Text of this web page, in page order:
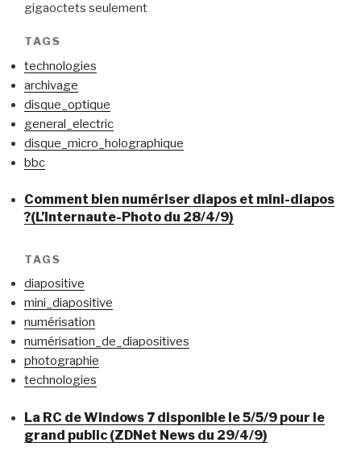
gigaoctets seulement
TAGS
technologies
archivage
disque_optique
general_electric
disque_micro_holographique
bbc
Comment bien numériser diapos et mini-diapos
?(L’Internaute-Photo du 28/4/9)
TAGS
diapositive
mini_diapositive
numérisation
numérisation_de_diapositives
photographie
technologies
La RC de Windows 7 disponible le 5/5/9 pour le
grand public (ZDNet News du 29/4/9)